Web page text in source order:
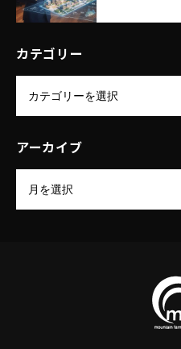
リー株式会
カテゴリー
アーカイブ